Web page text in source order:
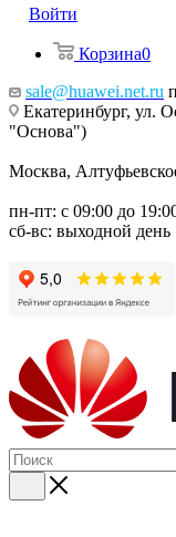
Войти
Корзина0
sale@huawei.net.ru
Екатеринбург, ул.
"Основа")
Москва,
пн-пт: с 09:00 до
сб-вс: выходной день